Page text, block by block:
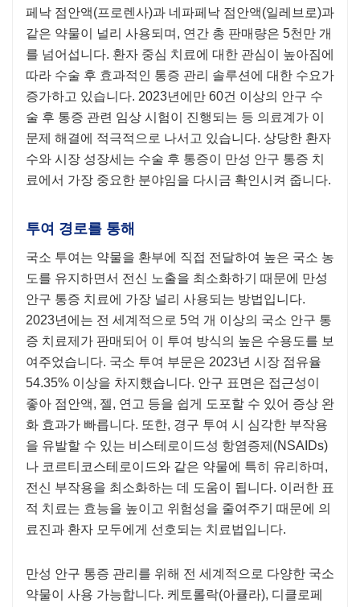
페낙 점안액(프로렌사)과 네파페낙 점안액(일레브로)과
같은 약물이 널리 사용되며, 연간 총 판매량은 5천만 개
를 넘어섭니다. 환자 중심 치료에 대한 관심이 높아짐에
따라 수술 후 효과적인 통증 관리 솔루션에 대한 수요가
증가하고 있습니다. 2023년에만 60건 이상의 안구 수
술 후 통증 관련 임상 시험이 진행되는 등 의료계가 이
문제 해결에 적극적으로 나서고 있습니다. 상당한 환자
수와 시장 성장세는 수술 후 통증이 만성 안구 통증 치
료에서 가장 중요한 분야임을 다시금 확인시켜 줍니다.
투여 경로를 통해
국소 투여는 약물을 환부에 직접 전달하여 높은 국소 농
도를 유지하면서 전신 노출을 최소화하기 때문에 만성
안구 통증 치료에 가장 널리 사용되는 방법입니다.
2023년에는 전 세계적으로 5억 개 이상의 국소 안구 통
증 치료제가 판매되어 이 투여 방식의 높은 수용도를 보
여주었습니다. 국소 투여 부문은 2023년 시장 점유율
54.35% 이상을 차지했습니다. 안구 표면은 접근성이
좋아 점안액, 젤, 연고 등을 쉽게 도포할 수 있어 증상 완
화 효과가 빠릅니다. 또한, 경구 투여 시 심각한 부작용
을 유발할 수 있는 비스테로이드성 항염증제(NSAIDs)
나 코르티코스테로이드와 같은 약물에 특히 유리하며,
전신 부작용을 최소화하는 데 도움이 됩니다. 이러한 표
적 치료는 효능을 높이고 위험성을 줄여주기 때문에 의
료진과 환자 모두에게 선호되는 치료법입니다.
만성 안구 통증 관리를 위해 전 세계적으로 다양한 국소
약물이 사용 가능합니다. 케토롤락(아큘라), 디클로페